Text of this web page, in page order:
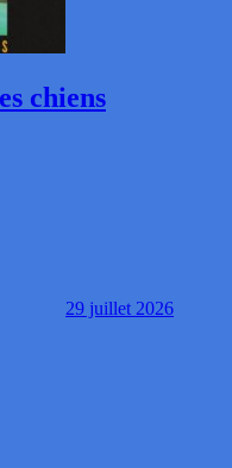
chiens
29 juillet 2026